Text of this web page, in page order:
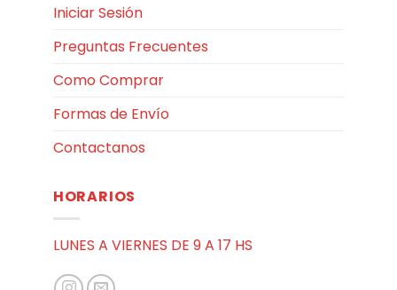
Iniciar Sesión
Preguntas Frecuentes
Como Comprar
Formas de Envío
Contactanos
HORARIOS
LUNES A VIERNES DE 9 A 17 HS